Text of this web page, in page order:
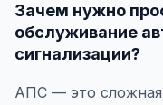
Зачем нужно
обслуживание
сигнализации?
АПС — это сложная